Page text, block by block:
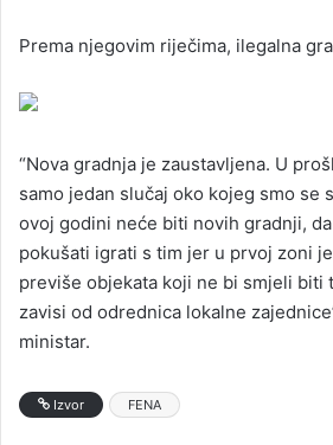
Prema njegovim riječima, ilegalna
“Nova gradnja je zaustavljena. U
samo jedan slučaj oko kojeg smo se
ovoj godini neće biti novih gradnji,
pokušati igrati s tim jer u prvoj zoni
previše objekata koji ne bi smjeli biti
zavisi od odrednica lokalne
ministar.
Izvor FENA